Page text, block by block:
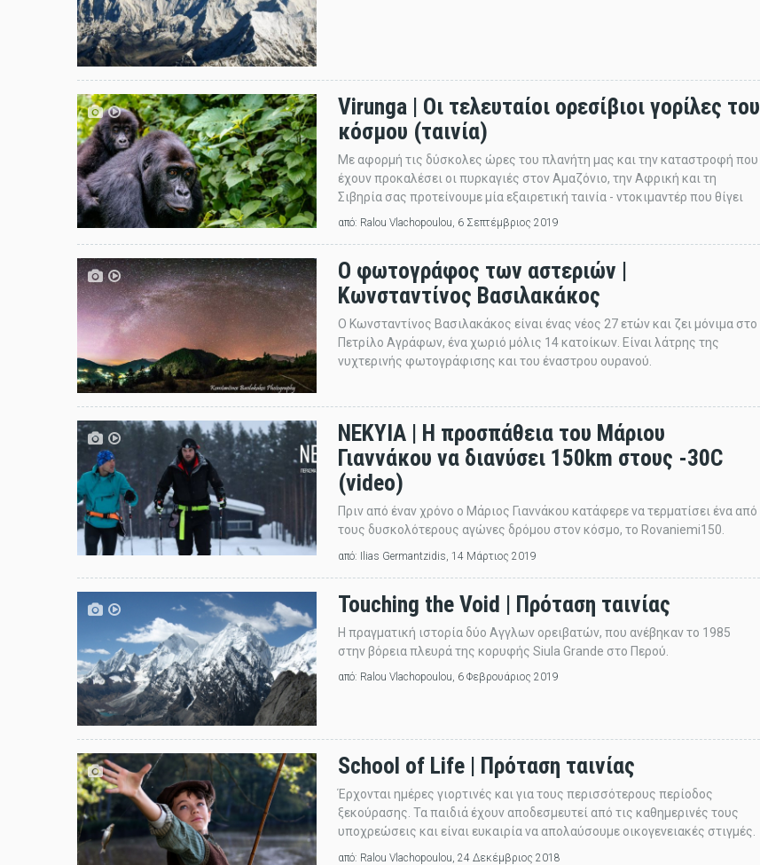
Virunga | Οι τελευταίοι ορεσίβιοι γορίλες του
κόσμου (ταινία)
Με αφορμή τις δύσκολες ώρες του πλανήτη μας και την καταστροφή που
έχουν προκαλέσει οι πυρκαγιές στον Αμαζόνιο, την Αφρική και τη
Σιβηρία σας προτείνουμε μία εξαιρετική ταινία - ντοκιμαντέρ που θίγει
από: Ralou Vlachopoulou, 6 Σεπτέμβριος 2019
Ο φωτογράφος των αστεριών |
Κωνσταντίνος Βασιλακάκος
Ο Κωνσταντίνος Βασιλακάκος είναι ένας νέος 27 ετών και ζει μόνιμα στο
Πετρίλο Αγράφων, ένα χωριό μόλις 14 κατοίκων. Είναι λάτρης της
νυχτερινής φωτογράφισης και του έναστρου ουρανού.
ΝΕΚΥΙΑ | Η προσπάθεια του Μάριου
Γιαννάκου να διανύσει 150km στους -30C
(video)
Πριν από έναν χρόνο ο Μάριος Γιαννάκου κατάφερε να τερματίσει ένα από
τους δυσκολότερους αγώνες δρόμου στον κόσμο, το Rovaniemi150.
από: Ilias Germantzidis , 14 Μάρτιος 2019
Touching the Void | Πρόταση ταινίας
H πραγματική ιστορία δύο Αγγλων ορειβατών, που ανέβηκαν το 1985
στην βόρεια πλευρά της κορυφής Siula Grande στο Περού.
από: Ralou Vlachopoulou, 6 Φεβρουάριος 2019
School of Life | Πρόταση ταινίας
Έρχονται ημέρες γιορτινές και για τους περισσότερους περίοδος
ξεκούρασης. Τα παιδιά έχουν αποδεσμευτεί από τις καθημερινές τους
υποχρεώσεις και είναι ευκαιρία να απολαύσουμε οικογενειακές στιγμές.
από: Ralou Vlachopoulou , 24 Δεκέμβριος 2018